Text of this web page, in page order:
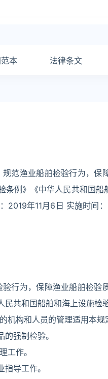
本 法律条文
范渔业船舶检验行为，保
条例》《中华人民共和国
2019年11月6日 实施时间
行为，保障渔业船舶检验
共和国船舶和海上设施检
机构和人员的管理适用本规
强制检验。
工作。
导工作。